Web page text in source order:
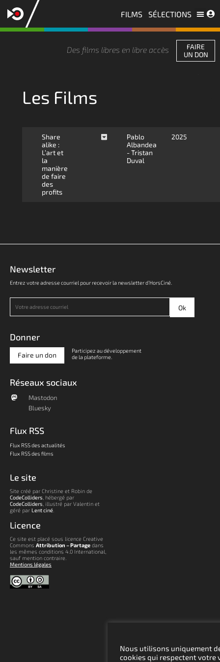
FILMS SÉLECTIONS
Des films libres en libre accès
FAIRE
UN DON
Les Films
Share
alike :
L’art et
la
manière
de faire
des
profits
Pablo
Albandea
- Tristan
Duval
2025
Le site
Site créé par Christine et Robin de
CodeColliders , hébergé par
CodeColliders , illustré par Valentin et
géré par Lent ciné
Licence
Ce site est placé sous licence Creative
Commons Attribution – Partage dans
les mêmes conditions 4.0 International,
sauf mention contraire.
Mentions légales
Réseaux sociaux
Mastodon
Bluesky
Flux RSS
Flux RSS des actualités
Flux RSS des films
Newsletter
Entrez votre adresse courriel pour recevoir la newsletter d’HorsCiné.
Donner
Faire un don
Participez au développement
de la plateforme.
Nous utilisons uniquement
cookies qui respectent votre